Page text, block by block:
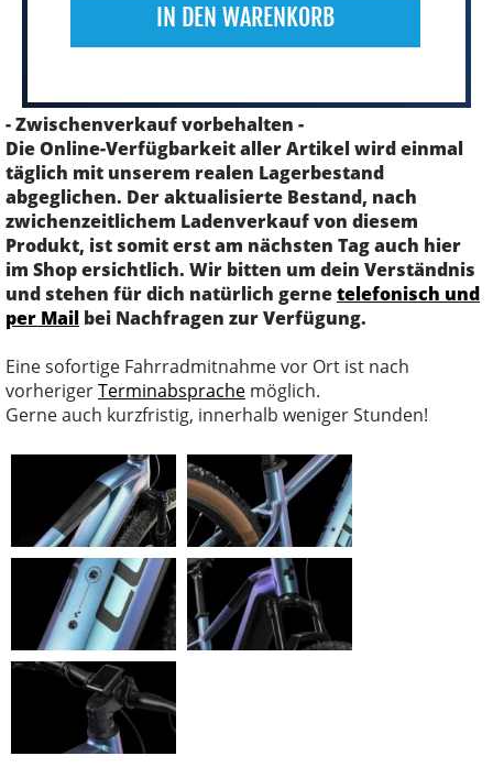
IN DEN WARENKORB
- Zwischenverkauf vorbehalten -
Die Online-Verfügbarkeit aller Artikel wird einmal
täglich mit unserem realen Lagerbestand
abgeglichen. Der aktualisierte Bestand, nach
zwichenzeitlichem Ladenverkauf von diesem
Produkt, ist somit erst am nächsten Tag auch hier
im Shop ersichtlich. Wir bitten um dein Verständnis
und stehen für dich natürlich gernetelefonisch und
per Mail bei Nachfragen zur Verfügung.
Eine sofortige Fahrradmitnahme vor Ort ist nach
vorherigerTerminabsprache möglich.
Gerne auch kurzfristig, innerhalb weniger Stunden!